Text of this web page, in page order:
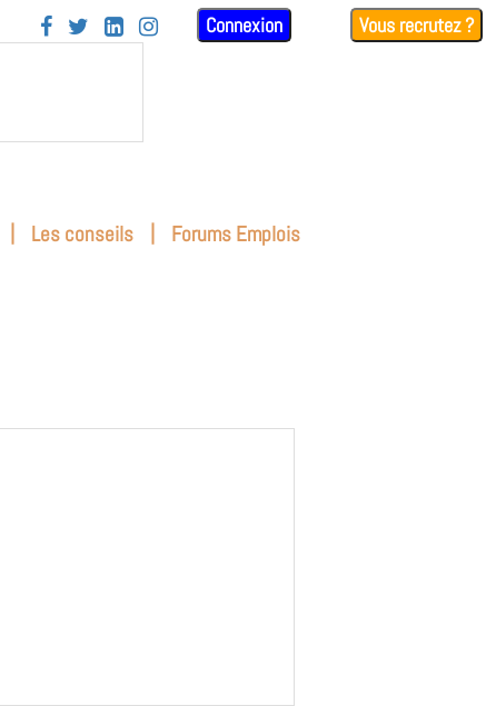
    Connexion Vous recrutez ?
| Les conseils | Forums Emplois